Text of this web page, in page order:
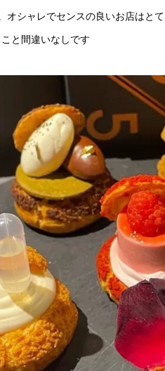
オシャレでセンスの良いお店はと
と間違いなしです